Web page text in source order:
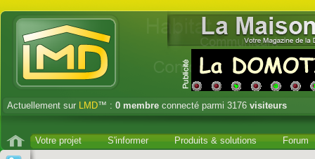
Actuellement sur LMD™ : 0 membre connecté parmi 3176 visiteurs
Votre projet S'informer Produits & solutions Forum